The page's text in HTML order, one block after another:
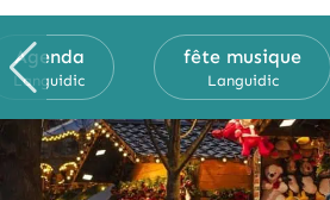
Agenda
Languidic
fête musique
Languidic